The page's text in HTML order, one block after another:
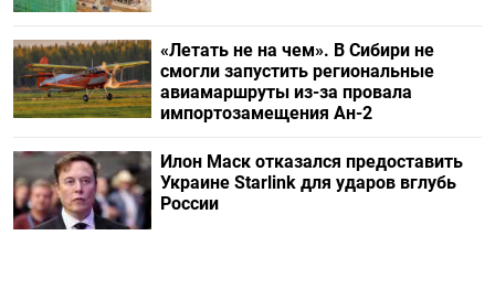
«Летать не на чем». В Сибири не
смогли запустить региональные
авиамаршруты из-за провала
импортозамещения Ан-2
Илон Маск отказался предоставить
Украине Starlink для ударов вглубь
России